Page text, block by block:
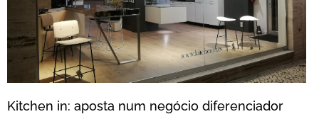
Kitchen in: aposta num negócio diferenciador